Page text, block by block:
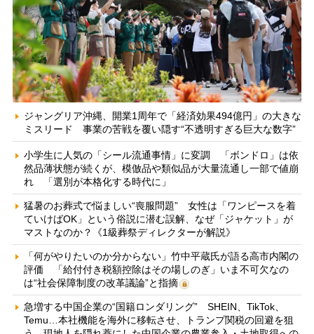
ジャングリア沖縄、開業1周年で「経済効果494億円」の大きな
ミスリード 事業の苦戦を覆い隠す“不透明すぎる巨大な数字”
小学生に人気の「シール流通事情」に変調 「ボンドロ」は依
然品薄状態が続くが、模倣品や類似品が大量流通し一部で値崩
れ 「選別が本格化する時代に」
猛暑のお葬式で悩ましい“喪服問題” 女性は「ワンピースを着
ていけばOK」という俗説に潜む誤解、なぜ「ジャケット」が
マストなのか？《1級葬祭ディレクターが解説》
「何がやりたいのか分からない」竹中平蔵氏が語る高市内閣の
評価 「給付付き税額控除はその場しのぎ」いま不可欠なの
は“社会保障制度の改革議論”と指摘
急増する中国企業の“国籍ロンダリング” SHEIN、TikTok、
Temu…本社機能を海外に移転させ、トランプ関税の回避を狙